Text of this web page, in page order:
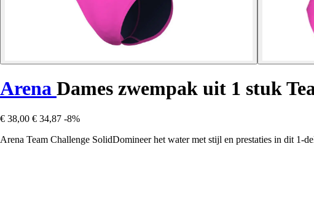
Arena Dames zwempak uit 1 stuk
€ 38,00 € 34,87 -8%
Arena Team Challenge SolidDomineer het water met stijl en prestaties in dit 1-